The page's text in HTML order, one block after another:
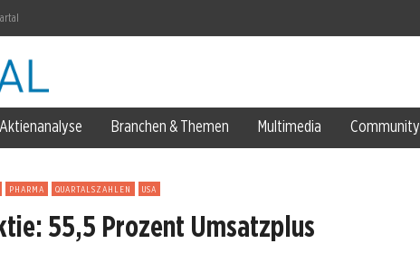
Armee
Aktienanalyse Branchen & Themen Multimedia Community
PHARMA QUARTALSZAHLEN USA
55,5 Prozent Umsatzplus